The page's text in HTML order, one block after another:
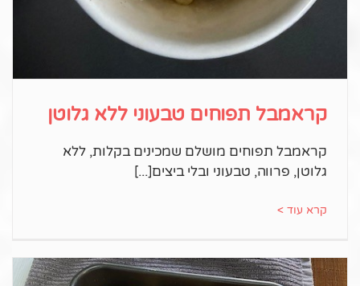
קראמבל תפוחים טבעוני ללא גלוטן
קראמבל תפוחים מושלם שמכינים בקלות, ללא
גלוטן, פרווה, טבעוני ובלי ביצים
קרא עוד >